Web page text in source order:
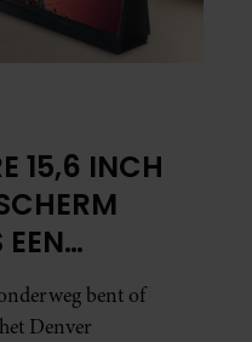
15,6 INCH
VOOR
BINGE-
bent of
Denver